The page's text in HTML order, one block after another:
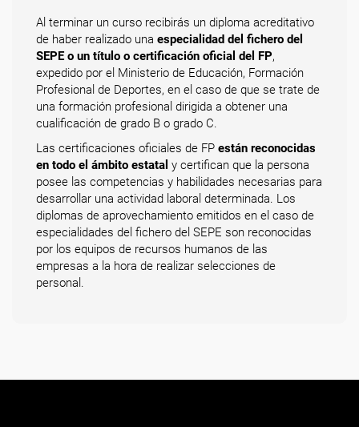
Al terminar un curso recibirás un diploma acreditativo
de haber realizado una especialidad del fichero del
SEPE o un título o certificación oficial del FP,
expedido por el Ministerio de Educación, Formación
Profesional de Deportes, en el caso de que se trate de
una formación profesional dirigida a obtener una
cualificación de grado B o grado C.
Las certificaciones oficiales de FP están reconocidas
en todo el ámbito estatal y certifican que la persona
posee las competencias y habilidades necesarias para
desarrollar una actividad laboral determinada. Los
diplomas de aprovechamiento emitidos en el caso de
especialidades del fichero del SEPE son reconocidas
por los equipos de recursos humanos de las
empresas a la hora de realizar selecciones de
personal.